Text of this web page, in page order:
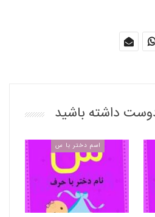
داشته باشید
اسم دختر با س